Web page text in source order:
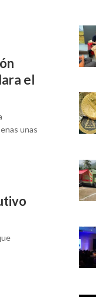
el
unas